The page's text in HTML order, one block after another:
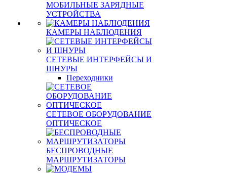
МОБИЛЬНЫЕ ЗАРЯДНЫЕ
УСТРОЙСТВА
КАМЕРЫ НАБЛЮДЕНИЯ
СЕТЕВЫЕ ИНТЕРФЕЙСЫ И
ШНУРЫ
Переходники
СЕТЕВОЕ ОБОРУДОВАНИЕ
ОПТИЧЕСКОЕ
БЕСПРОВОДНЫЕ
МАРШРУТИЗАТОРЫ